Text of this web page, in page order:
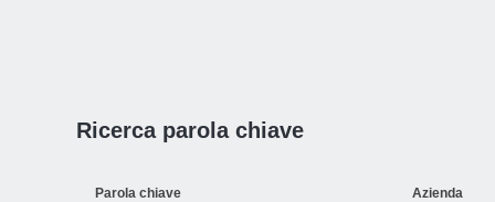
Ricerca parola chiave
Parola chiave Azienda